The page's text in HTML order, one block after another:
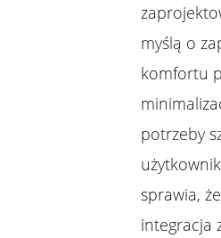
myślą o
komfortu
potrzeby
sprawia, że
integracja